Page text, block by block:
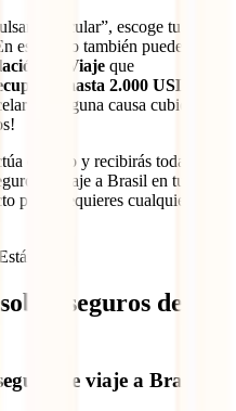
“Calcular”, escoge tu IATI
este paso también puedes
de Viaje que
hasta 2.000 USD de
por alguna causa cubierta.
el pago y recibirás toda la
de viaje a Brasil en tu
por si requieres cualquier tipo
seguros de
de viaje a Brasil?